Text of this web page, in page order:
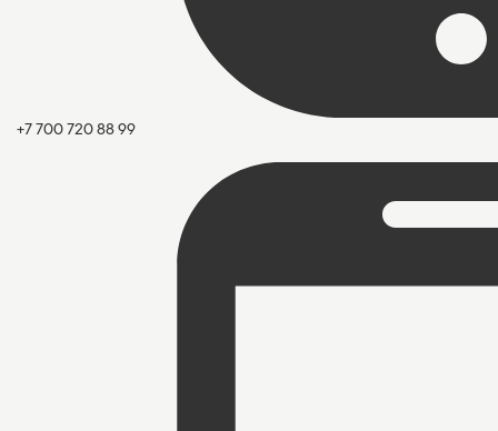
+7 700 720 88 99